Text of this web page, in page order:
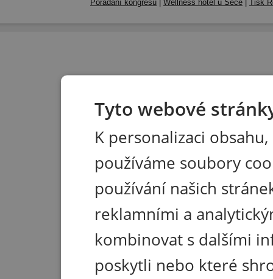
Pořádání kongresů Wellness hotel u Seče Tisk
Tyto webové
K personalizaci
používáme soubory
používání našich
reklamními a
kombinovat s dalšími
poskytli nebo které